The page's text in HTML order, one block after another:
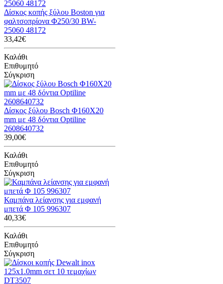
Δίσκος κοπής ξύλου Boston για
φαλτσοπρίονα Φ250/30 BW-
25060 48172
33,42€
Καλάθι
Επιθυμητό
Σύγκριση
Δίσκος ξύλου Bosch Φ160Χ20
mm με 48 δόντια Optiline
2608640732
39,00€
Καλάθι
Επιθυμητό
Σύγκριση
Καμπάνα λείανσης για εμφανή
μπετά Φ 105 996307
40,33€
Καλάθι
Επιθυμητό
Σύγκριση